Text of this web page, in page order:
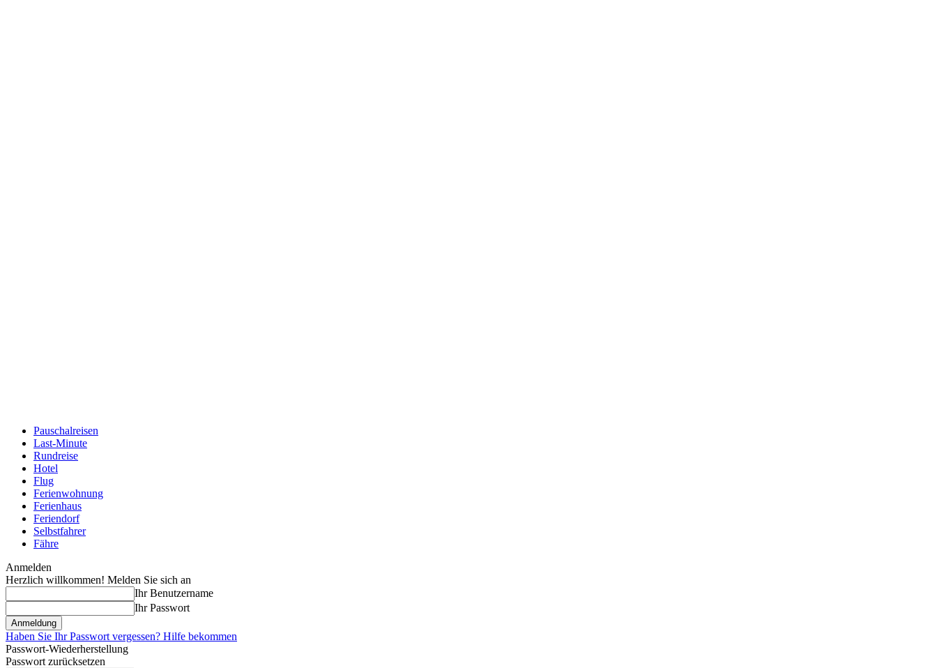
Pauschalreisen
Last-Minute
Rundreise
Hotel
Flug
Ferienwohnung
Ferienhaus
Feriendorf
Selbstfahrer
Fähre
Anmelden
Herzlich willkommen! Melden Sie sich an
Ihr Benutzername
Ihr Passwort
Haben Sie Ihr Passwort vergessen? Hilfe bekommen
Passwort-Wiederherstellung
Passwort zurücksetzen